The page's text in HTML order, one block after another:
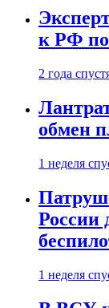
к РФ по
2 года
обмен
1 неделя
России
1 неделя